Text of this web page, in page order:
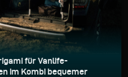
für Vanlife-
im Kombi bequemer